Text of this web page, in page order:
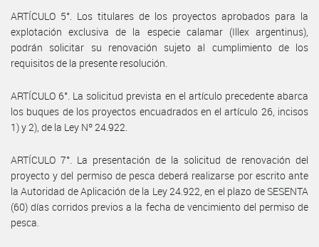
ARTÍCULO 5°. Los titulares de los proyectos aprobados para la
explotación exclusiva de la especie calamar (Illex argentinus),
podrán solicitar su renovación sujeto al cumplimiento de los
requisitos de la presente resolución.
ARTÍCULO 6°. La solicitud prevista en el artículo precedente abarca
los buques de los proyectos encuadrados en el artículo 26, incisos
1) y 2), de la Ley Nº 24.922.
ARTÍCULO 7°. La presentación de la solicitud de renovación del
proyecto y del permiso de pesca deberá realizarse por escrito ante
la Autoridad de Aplicación de la Ley 24.922, en el plazo de SESENTA
(60) días corridos previos a la fecha de vencimiento del permiso de
pesca.